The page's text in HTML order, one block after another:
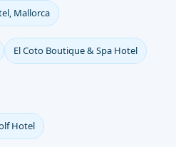
Mallorca
El Coto Boutique & Spa Hotel
Hotel